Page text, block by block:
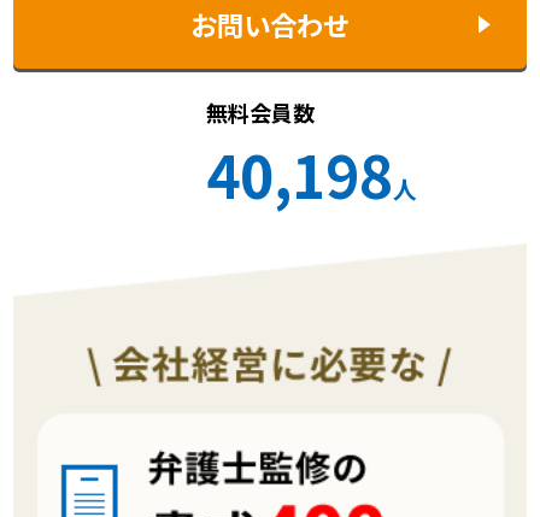
お問い合わせ
無料会員数
40,198人